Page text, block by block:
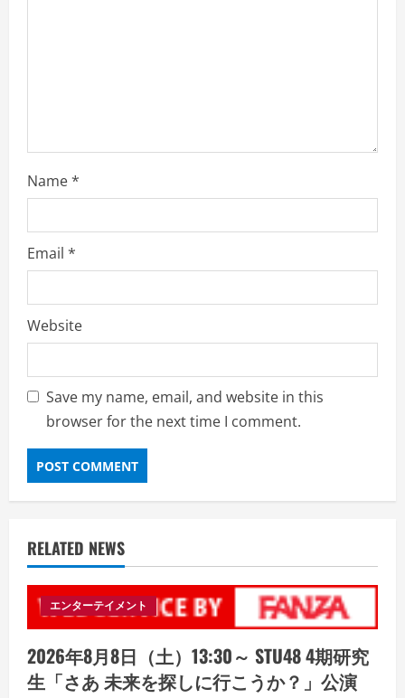
Name*
Email *
Website
Save my name, email, and website in this
browser for the next time I comment.
RELATED NEWS
エンターテイメント
2026年8月8日（土）13:30～ STU48 4期研究
生「さあ 未来を探しに行こうか？」公演